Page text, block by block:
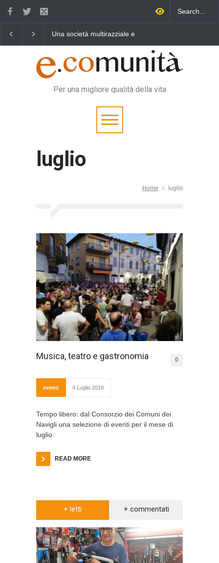
Una società multirazziale e
Per una migliore qualità della vita
luglio
Home luglio
Musica, teatro e gastronomia 0
eventi 4 Luglio 2019
Tempo libero: dal Consorzio dei Comuni dei
Navigli una selezione di eventi per il mese di
luglio
READ MORE
+ letti + commentati